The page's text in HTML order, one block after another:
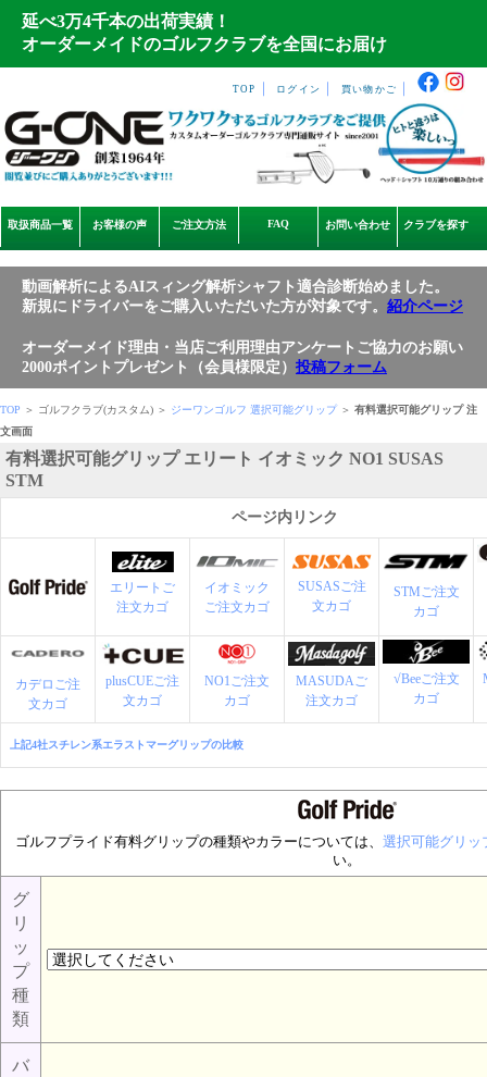
延べ3万4千本の出荷実績！
オーダーメイドのゴルフクラブを全国にお届け
TOP ログイン 買い物かご
取扱商品一覧 お客様の声 ご注文方法 FAQ お問い合わせ クラブを探す
動画解析によるAIスィング解析シャフト適合診断始めました。
新規にドライバーをご購入いただいた方が対象です。 紹介ページ
オーダーメイド理由・当店ご利用理由アンケートご協力のお願い
2000ポイントプレゼント（会員様限定） 投稿フォーム
TOP ＞ ゴルフクラブ(カスタム) ＞ ジーワンゴルフ 選択可能グリップ ＞ 有料選択可能グリップ 注
文画面
有料選択可能グリップ エリート イオミック NO1 SUSAS
STM
ページ内リンク
エリートご
注文カゴ
イオミック
ご注文カゴ
SUSASご注
文カゴ
STMご注文
カゴ
カデロご注
文カゴ
plusCUEご注
文カゴ
NO1ご注文
カゴ
MASUDAご
注文カゴ
√Beeご注文
カゴ
上記4社スチレン系エラストマーグリップの比較
ゴルフプライド有料グリップの種類やカラーについては、 選択可能グリッ
い。
グ
リ
ッ
プ
種
類
バ